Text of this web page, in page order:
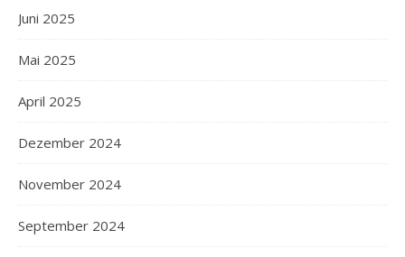
Juni 2025
Mai 2025
April 2025
Dezember 2024
November 2024
September 2024